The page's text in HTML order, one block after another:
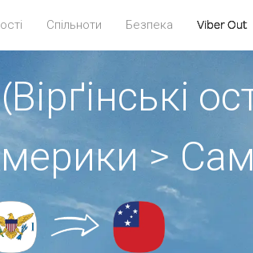
Спільноти Безпека Viber Out
>